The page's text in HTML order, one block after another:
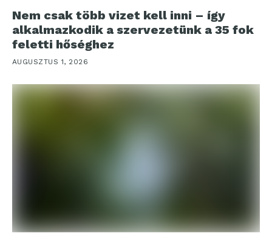
Nem csak több vizet kell inni – így
alkalmazkodik a szervezetünk a 35 fok
feletti hőséghez
AUGUSZTUS 1, 2026